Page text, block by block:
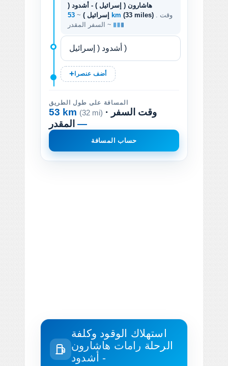
هاشارون ( إسرائيل ) - أشدود (
إسرائيل ) ~ 53 km (33 miles)
السفر المقدر ~
أضف عنصرا
المسافة على طول الطريق
53 km (32 mi) · وقت السفر
—
حساب المسافة
استهلاك الوقود وكلفة
الرحلة رامات هاشارون
- أشدود